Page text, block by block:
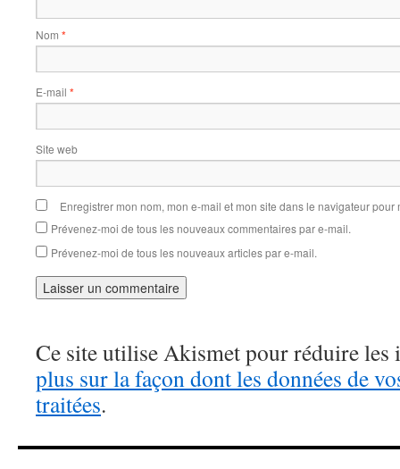
Nom *
E-mail *
Site web
Enregistrer mon nom, mon e-mail et mon site dans le navigateur
Prévenez-moi de tous les nouveaux commentaires par e-mail.
Prévenez-moi de tous les nouveaux articles par e-mail.
Ce site utilise Akismet pour réduire les
plus sur la façon dont les données de
traitées.